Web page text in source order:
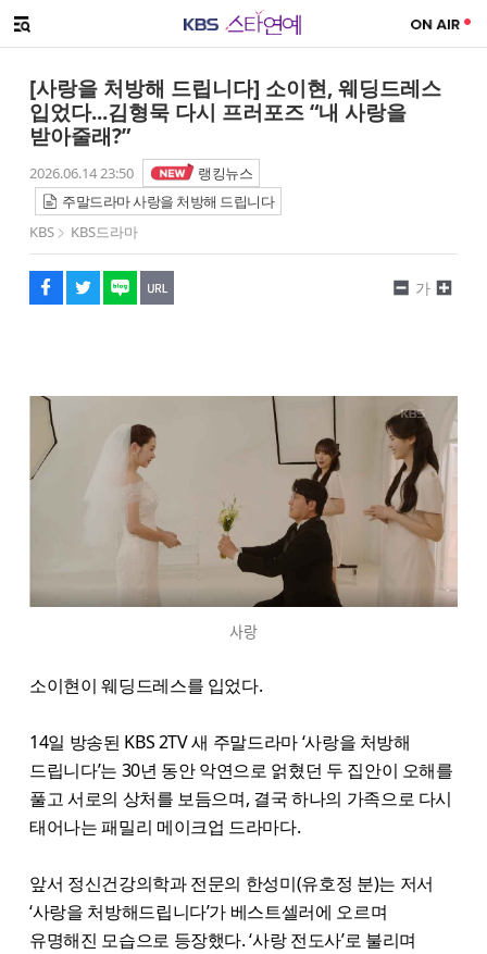
메뉴 열기
[사랑을 처방해 드립니다] 소이현, 웨딩드레스
입었다...김형묵 다시 프러포즈 “내 사랑을
받아줄래?”
2026.06.14 23:50
랭킹뉴스
주말드라마 사랑을 처방해 드립니다
KBS
KBS드라마
페이스북
트위터
네이버
URL복사
글씨 작게보기
가
글씨 크게보기
사랑
소이현이 웨딩드레스를 입었다.
14일 방송된 KBS 2TV 새 주말드라마 ‘사랑을 처방해
드립니다’는 30년 동안 악연으로 얽혔던 두 집안이 오해를
풀고 서로의 상처를 보듬으며, 결국 하나의 가족으로 다시
태어나는 패밀리 메이크업 드라마다.
앞서 정신건강의학과 전문의 한성미(유호정 분)는 저서
‘사랑을 처방해드립니다’가 베스트셀러에 오르며
유명해진 모습으로 등장했다. ‘사랑 전도사’로 불리며